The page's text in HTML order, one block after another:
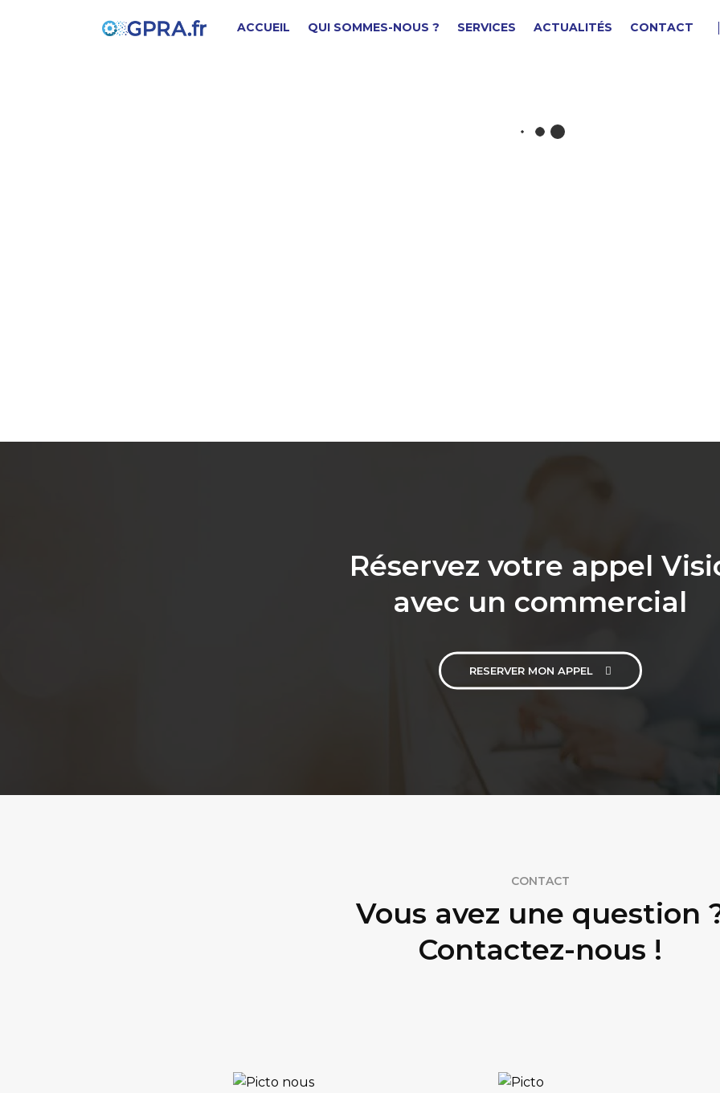
ACCUEIL QUI SOMMES-NOUS ? SERVICES ACTUALITÉS CONTACT
Réservez votre appel
avec un commercial
RESERVER MON APPEL
CONTACT
Vous avez une question
Contactez-nous !